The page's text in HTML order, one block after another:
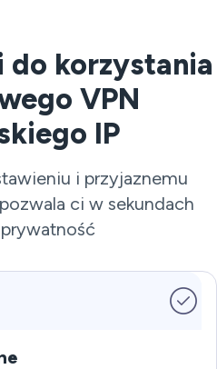
korzystania
VPN
IP
i przyjaznemu
ci w sekundach